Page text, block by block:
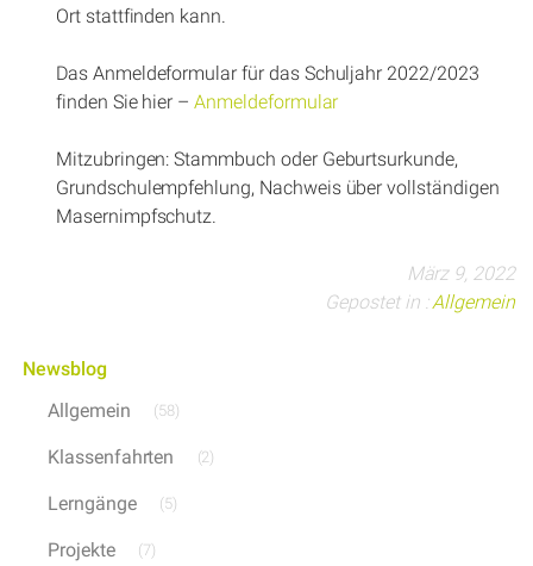
Ort stattfinden kann.
Das Anmeldeformular für das Schuljahr 2022/2023
finden Sie hier –Anmeldeformular
Mitzubringen: Stammbuch oder Geburtsurkunde,
Grundschulempfehlung, Nachweis über vollständigen
Masernimpfschutz.
März 9, 2022
Gepostet in :Allgemein
Newsblog
Allgemein
(58)
Klassenfahrten (2)
Lerngänge (5)
Projekte (7)